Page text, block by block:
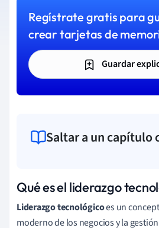
Regístrate gratis para
crear tarjetas de
Guardar
Saltar a un capítulo
Qué es el liderazgo
Liderazgo tecnológicoes un
moderno de los negocios y la